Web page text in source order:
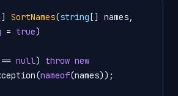
SortNames(string
= true)
null) throw new
nameof(names));